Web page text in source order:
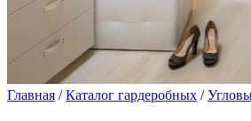
Главная /Каталог гардеробных /